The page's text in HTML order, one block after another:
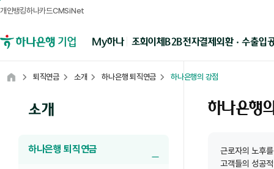
개인뱅킹하나카드CMSiNet
하나은행 기업뱅킹 My하나 조회이체B2B전자결제외환 · 수출입
소개
하나은행 퇴직연금
Home
퇴직연금 소개 하나은행 퇴직연금 하나은행의 강점
하나은행
근로자의 노후
고객들의 성공